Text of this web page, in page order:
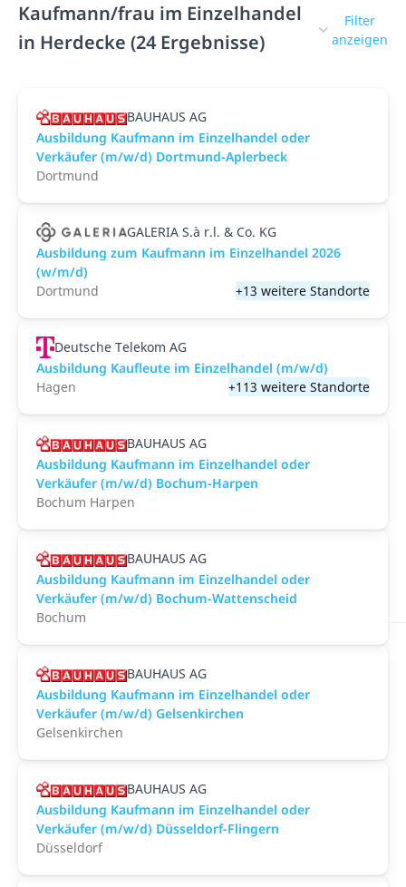
Kaufmann/frau im Einzelhandel
in Herdecke (24 Ergebnisse)
Filter
anzeigen
BAUHAUS AG
Ausbildung Kaufmann im Einzelhandel oder
Verkäufer (m/w/d) Dortmund-Aplerbeck
Dortmund
GALERIA S.à r.l. & Co. KG
Ausbildung zum Kaufmann im Einzelhandel 2026
(w/m/d)
Dortmund
+13 weitere Standorte
Deutsche Telekom AG
Ausbildung Kaufleute im Einzelhandel (m/w/d)
Hagen
+113 weitere Standorte
BAUHAUS AG
Ausbildung Kaufmann im Einzelhandel oder
Verkäufer (m/w/d) Bochum-Harpen
Bochum Harpen
BAUHAUS AG
Ausbildung Kaufmann im Einzelhandel oder
Verkäufer (m/w/d) Bochum-Wattenscheid
Bochum
BAUHAUS AG
Ausbildung Kaufmann im Einzelhandel oder
Verkäufer (m/w/d) Gelsenkirchen
Gelsenkirchen
BAUHAUS AG
Ausbildung Kaufmann im Einzelhandel oder
Verkäufer (m/w/d) Düsseldorf-Flingern
Düsseldorf